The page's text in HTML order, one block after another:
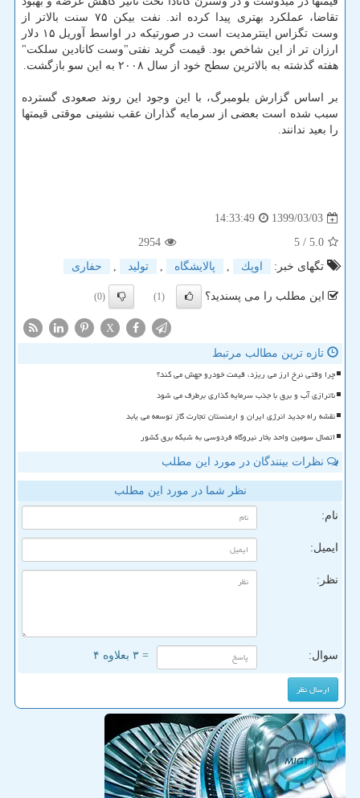
تقاضا، عملکرد بهتری پیدا کرده اند. نفت بیکن ۷۵ سنت بالاتر از
وست تگزاس اینترمدیت است در صورتیکه در اواسط آوریل ۱۵ دلار
ارزان تر از این شاخص بود. قیمت گرید نفتی"وست کانادین سلکت"
هفته گذشته به بالاترین سطح خود از سال ۲۰۰۸ به این سو بازگشت.
بر اساس گزارش بلومبرگ، با این وجود این روند صعودی گسترده
سبب شده است بعضی از سرمایه گذاران عقب نشینی موقتی قیمتها
را بعید ندانند.
1399/03/03
14:33:49
5.0
/ 5
2954
تگهای خبر:
اوپك , پالایشگاه , تولید , حفاری
این مطلب را می پسندید؟ (1)
(0)
X
تازه ترین مطالب مرتبط
چرا وقتی نرخ ارز می ریزد، قیمت خودرو جهش می کند؟
ناترازی آب و برق با جذب سرمایه گذاری برطرف می شود
نقشه راه جدید انرژی ایران و ارمنستان تجارت گاز توسعه می یابد
اتصال سومین واحد بخار نیروگاه فردوسی به شبکه برق کشور
نظرات بینندگان در مورد این مطلب
نظر شما در مورد این مطلب
نام:
ایمیل:
نظر:
سوال: = ۳ بعلاوه ۴